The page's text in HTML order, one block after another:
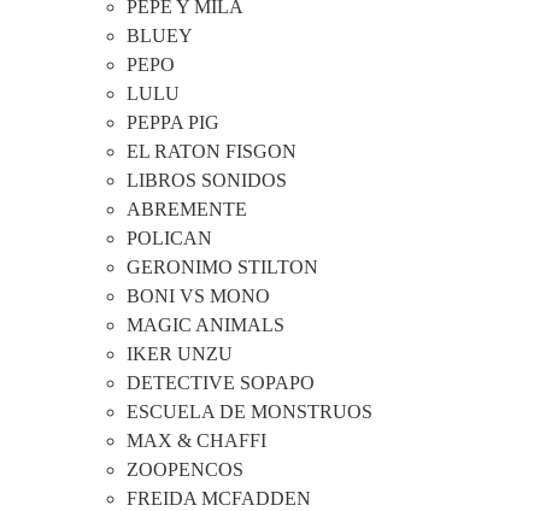
PEPE Y MILA
BLUEY
PEPO
LULU
PEPPA PIG
EL RATON FISGON
LIBROS SONIDOS
ABREMENTE
POLICAN
GERONIMO STILTON
BONI VS MONO
MAGIC ANIMALS
IKER UNZU
DETECTIVE SOPAPO
ESCUELA DE MONSTRUOS
MAX & CHAFFI
ZOOPENCOS
FREIDA MCFADDEN